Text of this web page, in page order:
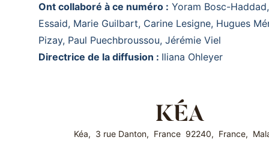
Ont collaboré à ce numéro : Yoram Bosc-
Essaid, Marie Guilbart, Carine Lesigne, Hugues
Pizay, Paul Puechbroussou, Jérémie Viel
Directrice de la diffusion : Iliana Ohleyer
Kéa, 3 rue Danton, France 92240, France,